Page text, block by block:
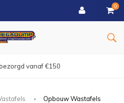
0
vanaf €150
Opbouw Wastafels